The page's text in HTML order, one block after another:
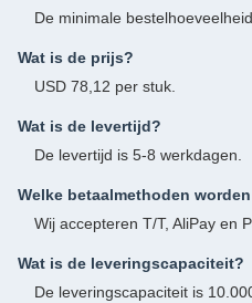
De minimale
Wat is de prijs?
USD 78,12 per stuk.
Wat is de levertijd?
De levertijd is 5-8 werkdagen.
Welke betaalmethoden
Wij accepteren T/T, AliPay en
Wat is de leveringscapaciteit?
De leveringscapaciteit is